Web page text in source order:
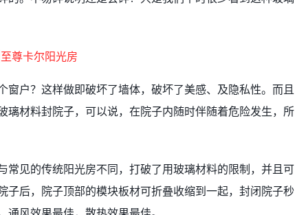
窗户？这样做即破坏了墙体，破坏了美感、及隐私性。而且
璃材料封院子，可以说，在院子内随时伴随着危险发生，所
常见的传统阳光房不同，打破了用玻璃材料的限制，并且可
子后，院子顶部的模块板材可折叠收缩到一起，封闭院子秒